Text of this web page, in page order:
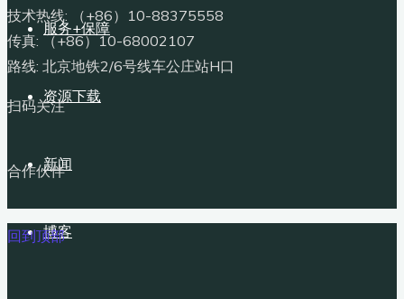
服务+保障
资源下载
新闻
博客
技术热线: （+86）10-88375558
传真: （+86）10-68002107
路线: 北京地铁2/6号线车公庄站H口
扫码关注
合作伙伴
回到顶部